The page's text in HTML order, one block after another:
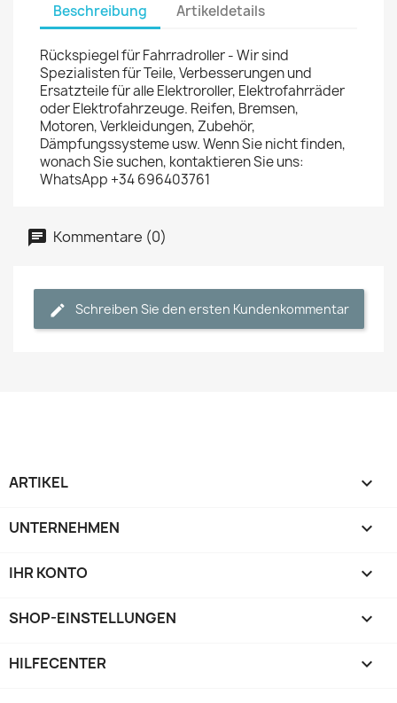
Beschreibung Artikeldetails
Rückspiegel für Fahrradroller - Wir sind
Spezialisten für Teile, Verbesserungen und
Ersatzteile für alle Elektroroller, Elektrofahrräder
oder Elektrofahrzeuge. Reifen, Bremsen,
Motoren, Verkleidungen, Zubehör,
Dämpfungssysteme usw. Wenn Sie nicht finden,
wonach Sie suchen, kontaktieren Sie uns:
WhatsApp +34 696403761
Kommentare (0)
Schreiben Sie den ersten Kundenkommentar
ARTIKEL 
UNTERNEHMEN 
IHR KONTO 
SHOP-EINSTELLUNGEN keyboard_arrow_down
HILFECENTER 